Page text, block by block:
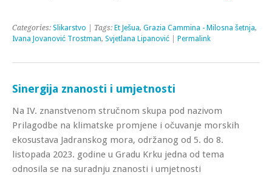
Categories: Slikarstvo | Tags: Et Ješua, Grazia Cammina - Milosna šetnja,
Ivana Jovanović Trostman, Svjetlana Lipanović Permalink
Sinergija znanosti i umjetnosti
Na IV. znanstvenom stručnom skupa pod nazivom
Prilagodbe na klimatske promjene i očuvanje morskih
ekosustava Jadranskog mora, održanog od 5. do 8.
listopada 2023. godine u Gradu Krku jedna od tema
odnosila se na suradnju znanosti i umjetnosti